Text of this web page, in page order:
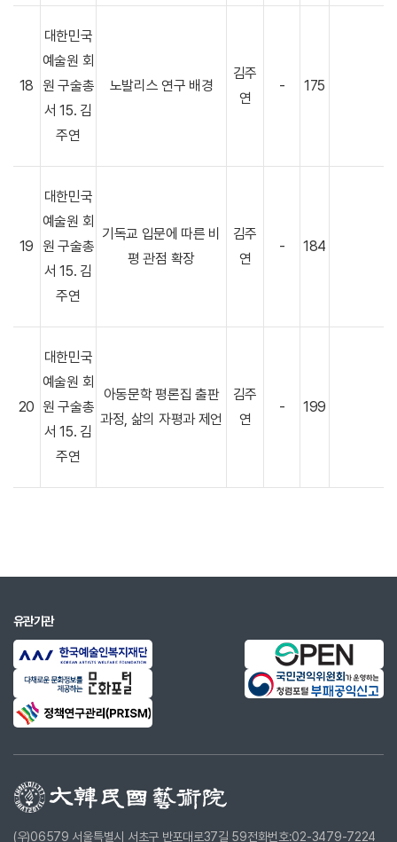
18
대한민국
예술원 회
원 구술총
서 15. 김
주연
노발리스 연구 배경
김주
연
- 175
19
대한민국
예술원 회
원 구술총
서 15. 김
주연
기독교 입문에 따른 비
평 관점 확장
김주
연
- 184
20
대한민국
예술원 회
원 구술총
서 15. 김
주연
아동문학 평론집 출판
과정, 삶의 자평과 제언
김주
연
- 199
유관기관
(우)06579 서울특별시 서초구 반포대로37길 59전화번호:02-3479-7224